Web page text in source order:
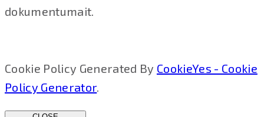
dokumentumait.
Cookie Policy Generated By CookieYes - Cookie
Policy Generator